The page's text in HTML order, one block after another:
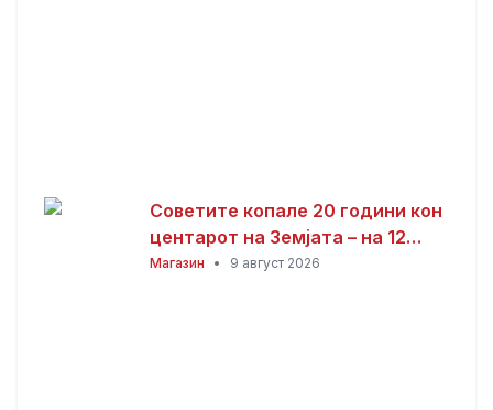
Советите копале 20 години кон
центарот на Земјата – на 12
километри ги запреле
Магазин • 9 август 2026